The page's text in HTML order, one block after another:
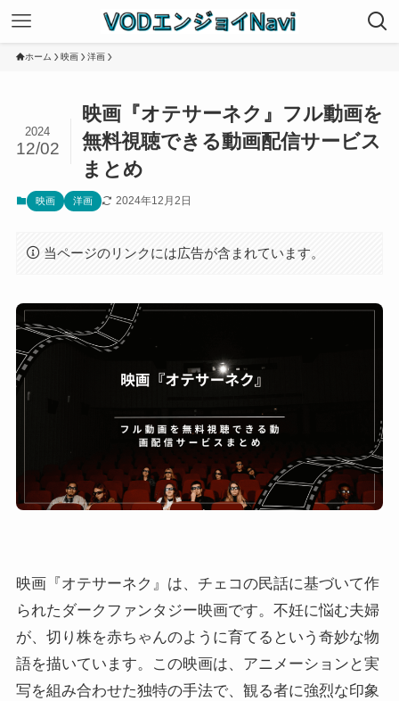
ホーム 映画 洋画
映画『オテサーネク』フル動画を
無料視聴できる動画配信サービス
まとめ
2024
12/02
映画 洋画 2024年12月2日
当ページのリンクには広告が含まれています。
映画『オテサーネク』は、チェコの民話に基づいて作
られたダークファンタジー映画です。不妊に悩む夫婦
が、切り株を赤ちゃんのように育てるという奇妙な物
語を描いています。この映画は、アニメーションと実
写を組み合わせた独特の手法で、観る者に強烈な印象